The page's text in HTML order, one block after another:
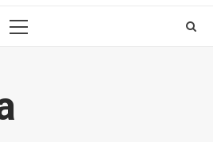
PRIMARY